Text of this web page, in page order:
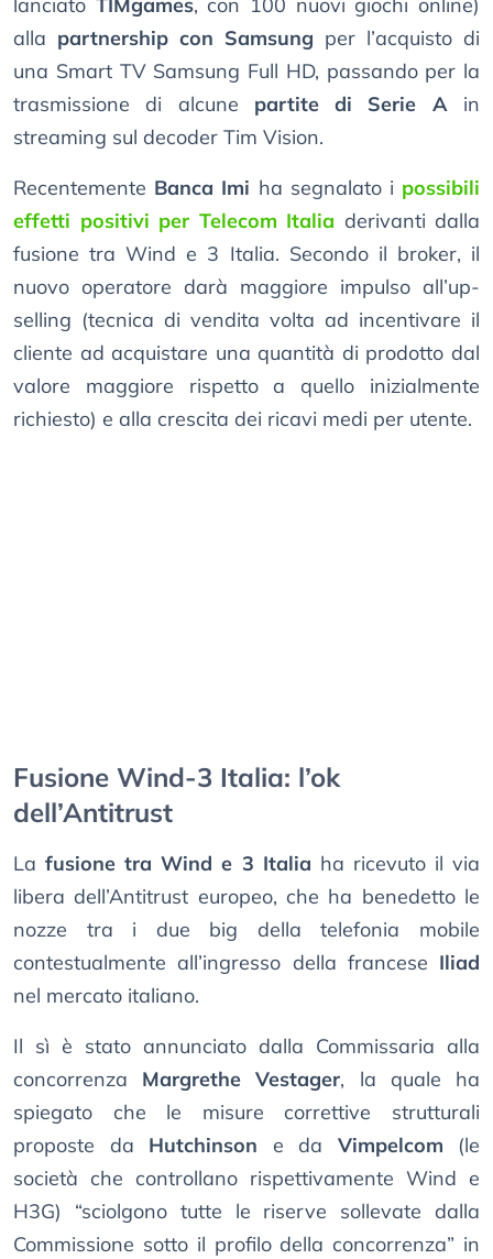
lanciato TIMgames, con 100 nuovi giochi online)
alla partnership con Samsung per l’acquisto di
una Smart TV Samsung Full HD, passando per la
trasmissione di alcune partite di Serie Ain
streaming sul decoder Tim Vision.
Recentemente Banca Imi ha segnalato i possibili
effetti positivi per Telecom Italia derivanti dalla
fusione tra Wind e 3 Italia. Secondo il broker, il
nuovo operatore darà maggiore impulso all’up-
selling (tecnica di vendita volta ad incentivare il
cliente ad acquistare una quantità di prodotto dal
valore maggiore rispetto a quello inizialmente
richiesto) e alla crescita dei ricavi medi per utente.
Fusione Wind-3 Italia: l’ok
dell’Antitrust
Lafusione tra Wind e 3 Italia ha ricevuto il via
libera dell’Antitrust europeo, che ha benedetto le
nozze tra i due big della telefonia mobile
contestualmente all’ingresso della francese Iliad
nel mercato italiano.
Il sì è stato annunciato dalla Commissaria alla
concorrenza Margrethe Vestager, la quale ha
spiegato che le misure correttive strutturali
proposte da Hutchinson e da Vimpelcom (le
società che controllano rispettivamente Wind e
H3G) “sciolgono tutte le riserve sollevate dalla
Commissione sotto il profilo della concorrenza” in